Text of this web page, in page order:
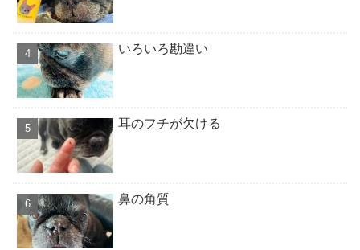
いろいろ勘違い
耳のフチが欠ける
鼻の角質